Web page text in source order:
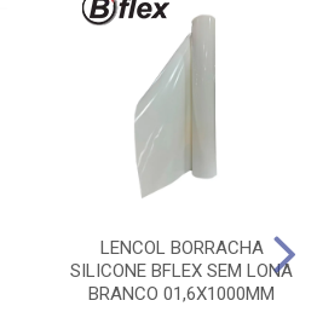
LENCOL BORRACHA
SILICONE BFLEX SEM LONA
BRANCO 01,6X1000MM